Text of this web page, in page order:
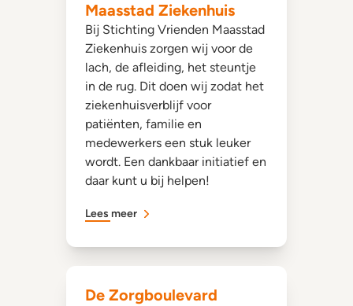
Maasstad Ziekenhuis
Bij Stichting Vrienden Maasstad
Ziekenhuis zorgen wij voor de
lach, de afleiding, het steuntje
in de rug. Dit doen wij zodat het
ziekenhuisverblijf voor
patiënten, familie en
medewerkers een stuk leuker
wordt. Een dankbaar initiatief en
daar kunt u bij helpen!
Lees meer
De Zorgboulevard